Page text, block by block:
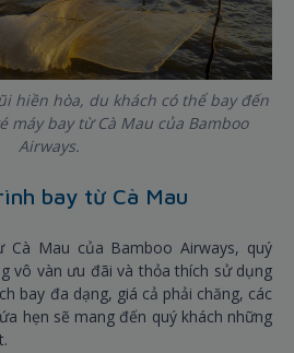
hiền hòa, du khách có thể bay đến
máy bay từ Cà Mau của Bamboo
Airways.
bay từ Cà Mau
Cà Mau của Bamboo Airways, quý
vô vàn ưu đãi và thỏa thích sử dụng
bay đa dạng, giá cả phải chăng, các
hẹn sẽ mang đến quý khách những